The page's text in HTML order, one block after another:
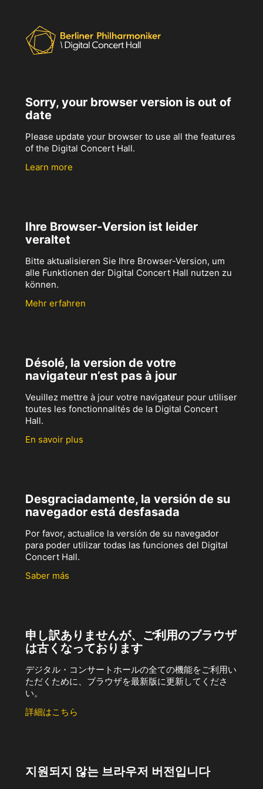
Sorry, your browser version is out of
date
Please update your browser to use all the features
of the Digital Concert Hall.
Learn more
Ihre Browser-Version ist leider
veraltet
Bitte aktualisieren Sie Ihre Browser-Version, um
alle Funktionen der Digital Concert Hall nutzen zu
können.
Mehr erfahren
Désolé, la version de votre
navigateur n’est pas à jour
Veuillez mettre à jour votre navigateur pour utiliser
toutes les fonctionnalités de la Digital Concert
Hall.
En savoir plus
Desgraciadamente, la versión de su
navegador está desfasada
Por favor, actualice la versión de su navegador
para poder utilizar todas las funciones del Digital
Concert Hall.
Saber más
申し訳ありませんが、ご利用のブラウザ
は古くなっております
デジタル・コンサートホールの全ての機能をご利用い
ただくために、ブラウザを最新版に更新してくださ
い。
詳細はこちら
지원되지 않는 브라우저 버전입니다